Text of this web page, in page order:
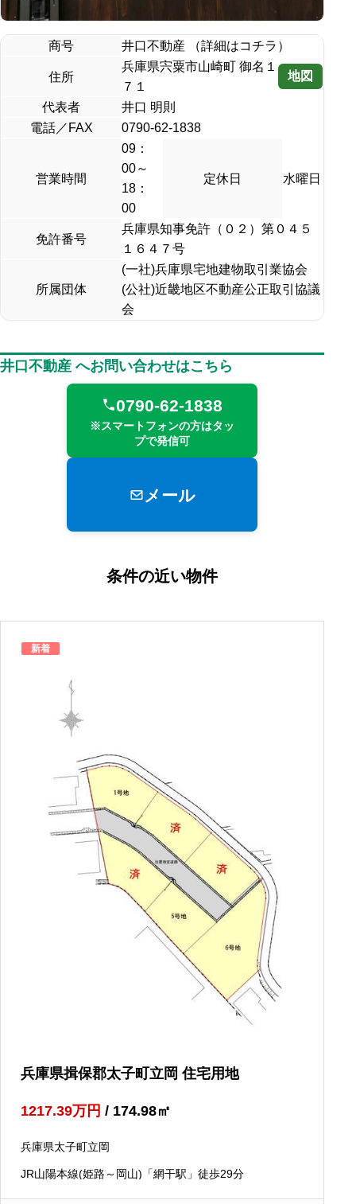
商号 井口不動産 （詳細はコチラ）
住所
兵庫県宍粟市山崎町 御名１
７１
地図
代表者
井口 明則
電話／FAX
0790-62-1838
営業時間
09：
00～
18：
00
定休日 水曜日
免許番号
兵庫県知事免許（０２）第０４５
１６４７号
所属団体
(一社)兵庫県宅地建物取引業協会
(公社)近畿地区不動産公正取引協議
会
井口不動産 へお問い合わせはこちら
0790-62-1838
※スマートフォンの方はタッ
プで発信可
メール
条件の近い物件
新着
兵庫県揖保郡太子町立岡 住宅用地
1217.39万円 / 174.98㎡
兵庫県太子町立岡
JR山陽本線(姫路～岡山)「網干駅」徒歩29分